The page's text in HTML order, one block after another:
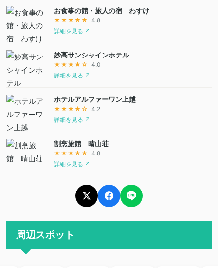
お食事の館・旅人の宿 わすけ
★★★★★
4.8
詳細を見る ↗
妙高サンシャインホテル
★★★★☆
4.0
詳細を見る ↗
ホテルアルファーワン上越
★★★★☆
4.2
詳細を見る ↗
割烹旅館 晴山荘
★★★★★
4.8
詳細を見る ↗
周辺スポット